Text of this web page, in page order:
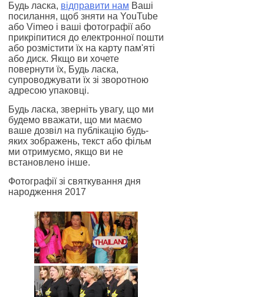
Будь ласка, відправити нам Ваші
посилання, щоб зняти на YouTube
або Vimeo і ваші фотографії або
прикріпитися до електронної пошти
або розмістити їх на карту пам'яті
або диск. Якщо ви хочете
повернути їх, Будь ласка,
супроводжувати їх зі зворотною
адресою упаковці.
Будь ласка, зверніть увагу, що ми
будемо вважати, що ми маємо
ваше дозвіл на публікацію будь-
яких зображень, текст або фільм
ми отримуємо, якщо ви не
встановлено інше.
Фотографії зі святкування дня
народження 2017